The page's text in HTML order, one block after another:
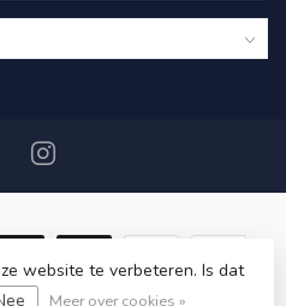
and boat equipment
website te verbeteren. Is dat
Meer over cookies »